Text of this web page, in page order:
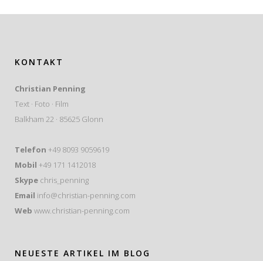
KONTAKT
Christian Penning
Text · Foto · Film
Balkham 22 · 85625 Glonn
Telefon +49 8093 9059619
Mobil +49 171 1412018
Skype chris_penning
Email info@christian-penning.com
Web www.christian-penning.com
NEUESTE ARTIKEL IM BLOG